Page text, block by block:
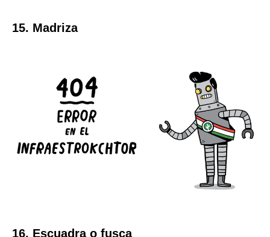
15. Madriza
16. Escuadra o fusca